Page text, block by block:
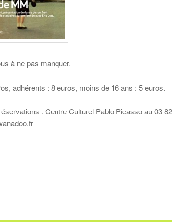
à ne pas manquer.
adhérents : 8 euros, moins de 16 ans : 5 euros.
: Centre Culturel Pablo Picasso au 03